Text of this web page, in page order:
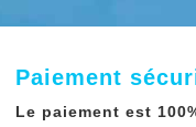
Paiement
Le paiement est